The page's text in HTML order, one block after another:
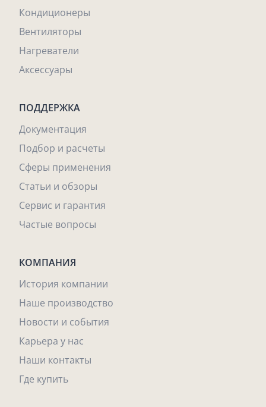
Кондиционеры
Вентиляторы
Нагреватели
Аксессуары
ПОДДЕРЖКА
Документация
Подбор и расчеты
Сферы применения
Статьи и обзоры
Сервис и гарантия
Частые вопросы
КОМПАНИЯ
История компании
Наше производство
Новости и события
Карьера у нас
Наши контакты
Где купить